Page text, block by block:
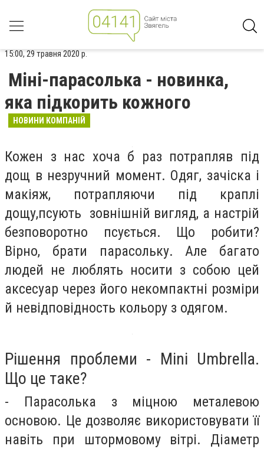
15:00, 29 травня 2020 р.
Міні-парасолька - новинка,
яка підкорить кожного
НОВИНИ КОМПАНІЙ
Кожен з нас хоча б раз потрапляв під
дощ в незручний момент. Одяг, зачіска і
макіяж, потрапляючи під краплі
дощу,псують зовнішній вигляд, а настрій
безповоротно псується. Що робити?
Вірно, брати парасольку. Але багато
людей не люблять носити з собою цей
аксесуар через його некомпактні розміри
й невідповідность кольору з одягом.
Рішення проблеми - Mini Umbrella.
Що це таке?
- Парасолька з міцною металевою
основою. Це дозволяє використовувати її
навіть при штормовому вітрі. Діаметр